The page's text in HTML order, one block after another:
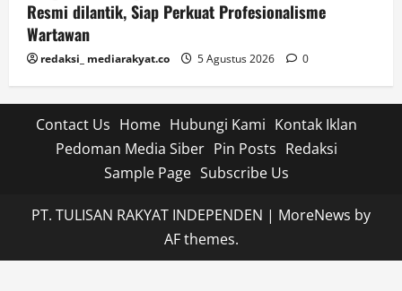
Resmi dilantik, Siap Perkuat Profesionalisme
Wartawan
redaksi_ mediarakyat.co 5 Agustus 2026 0
Contact Us Home Hubungi Kami Kontak Iklan
Pedoman Media Siber Pin Posts Redaksi
Sample Page Subscribe Us
PT. TULISAN RAKYAT INDEPENDEN | MoreNews by
AF themes.